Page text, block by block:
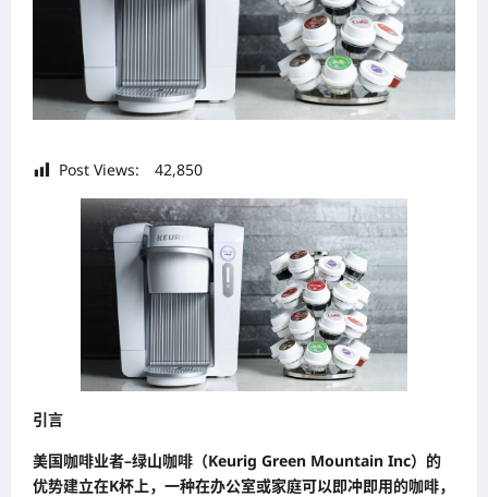
Post Views: 42,850
引言
美国咖啡业者–绿山咖啡（Keurig Green Mountain Inc）的
优势建立在K杯上，一种在办公室或家庭可以即冲即用的咖啡，